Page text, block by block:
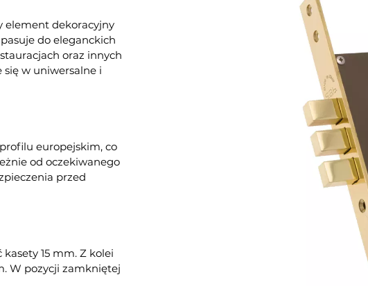
element dekoracyjny
do eleganckich
oraz innych
w uniwersalne i
europejskim, co
od oczekiwanego
przed
15 mm. Z kolei
W pozycji zamkniętej